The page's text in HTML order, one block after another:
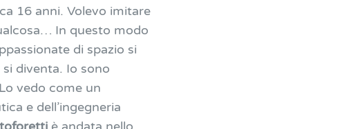
16 anni. Volevo imitare
In questo modo
di spazio si
diventa. Io sono
vedo come un
e dell’ingegneria